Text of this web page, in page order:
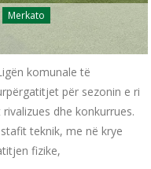
Merkato
komunale të
për sezonin e ri
dhe konkurrues.
teknik, me në krye
fizike,